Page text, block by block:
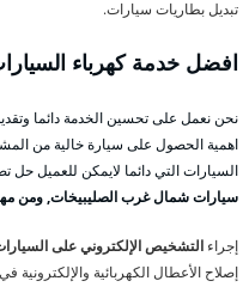
تبديل بطاريات سيارات.
افضل خدمة كهرباء
نحن نعمل على تحسين الخدمة دائما
اهمية الحصول على سيارة خالية من
السيارات التي دائما لايمكن للعميل حل
سيارات شمال غرب الصليبيخات, ومن
إجراء التشخيص الإلكتروني على
إصلاح الأعطال الكهربائية والإلكترونية